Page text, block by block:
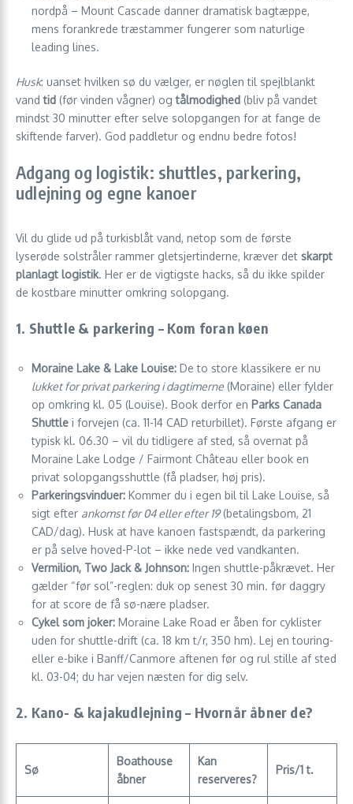
nordpå – Mount Cascade danner dramatisk bagtæppe,
mens forankrede træstammer fungerer som naturlige
leading lines.
Husk: uanset hvilken sø du vælger, er nøglen til spejlblankt
vandtid (før vinden vågner) ogtålmodighed (bliv på vandet
mindst 30 minutter efter selve solopgangen for at fange de
skiftende farver). God paddletur og endnu bedre fotos!
Adgang og logistik: shuttles, parkering,
udlejning og egne kanoer
Vil du glide ud på turkisblåt vand, netop som de første
lyserøde solstråler rammer gletsjertinderne, kræver det skarpt
planlagt logistik. Her er de vigtigste hacks, så du ikke spilder
de kostbare minutter omkring solopgang.
1. Shuttle & parkering – Kom foran køen
Moraine Lake & Lake Louise: De to store klassikere er nu
lukket for privat parkering i dagtimerne (Moraine) eller fylder
op omkring kl. 05 (Louise). Book derfor en Parks Canada
Shuttle i forvejen (ca. 11-14 CAD returbillet). Første afgang er
typisk kl. 06.30 – vil du tidligere af sted, så overnat på
Moraine Lake Lodge / Fairmont Château eller book en
privat solopgangsshuttle (få pladser, høj pris).
Parkeringsvinduer: Kommer du i egen bil til Lake Louise, så
sigt efter ankomst før 04 eller efter 19(betalingsbom, 21
CAD/dag). Husk at have kanoen fastspændt, da parkering
er på selve hoved-P-lot – ikke nede ved vandkanten.
Vermilion, Two Jack & Johnson: Ingen shuttle-påkrævet. Her
gælder “før sol”-reglen: duk op senest 30 min. før daggry
for at score de få sø-nære pladser.
Cykel som joker: Moraine Lake Road er åben for cyklister
uden for shuttle-drift (ca. 18 km t/r, 350 hm). Lej en touring-
eller e-bike i Banff/Canmore aftenen før og rul stille af sted
kl. 03-04; du har vejen næsten for dig selv.
2. Kano- & kajakudlejning – Hvornår åbner de?
Sø
Boathouse
åbner
Kan
reserveres?
Pris/1 t.